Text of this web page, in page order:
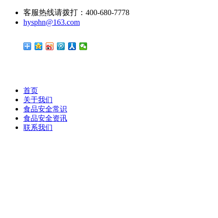
客服热线请拨打：400-680-7778
hysphn@163.com
首页
关于我们
食品安全常识
食品安全资讯
联系我们